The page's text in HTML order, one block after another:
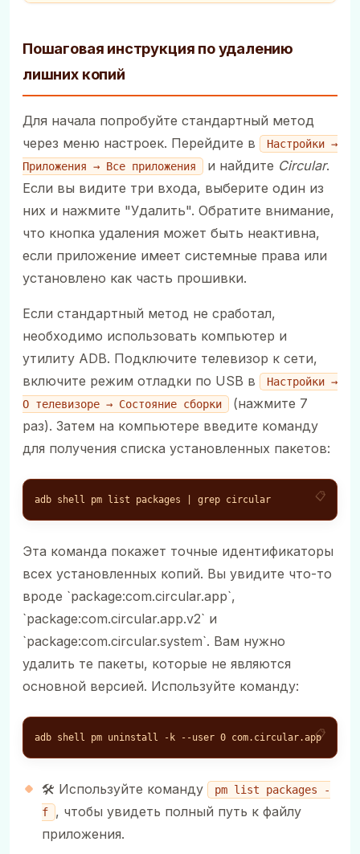
Пошаговая инструкция по удалению
лишних копий
Для начала попробуйте стандартный метод
через меню настроек. Перейдите в
Настройки →
Приложения → Все приложения
и найдите Circular.
Если вы видите три входа, выберите один из
них и нажмите "Удалить". Обратите внимание,
что кнопка удаления может быть неактивна,
если приложение имеет системные права или
установлено как часть прошивки.
Если стандартный метод не сработал,
необходимо использовать компьютер и
утилиту ADB. Подключите телевизор к сети,
включите режим отладки по USB в
Настройки →
О телевизоре → Состояние сборки
(нажмите 7
раз). Затем на компьютере введите команду
для получения списка установленных пакетов:
adb shell pm list packages | grep circular
Эта команда покажет точные идентификаторы
всех установленных копий. Вы увидите что-то
вроде `package:com.circular.app`,
`package:com.circular.app.v2` и
`package:com.circular.system`. Вам нужно
удалить те пакеты, которые не являются
основной версией. Используйте команду:
adb shell pm uninstall -k --user 0 com.circular.app
🛠️ Используйте команду
pm list packages -
f
, чтобы увидеть полный путь к файлу
приложения.